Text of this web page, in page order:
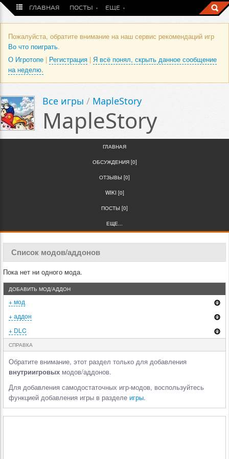
ГЛАВНАЯ ПОСТЫ ЕЩЕ
Пожалуйста, обратите внимание на наш сервис рекомендаций игр
Во что поиграть.
О Игротопе | Регистрация | Я всё понял, скрыть данное сообщение
на неделю.
Все игры / MapleStory
MapleStory
ГЛАВНАЯ
ОБСУЖДЕНИЯ [0]
ОТЗЫВЫ [0]
WIKI [0]
ПОСТЫ [0]
ЕЩЕ...
Список модов/аддонов
Пока нет ни одного мода.
ДОБАВИТЬ МОД/АДДОН
+ мод
+ аддон
+ DLC
СПРАВКА
Обратите внимание, этот раздел только для добавления
внутриигровых модов/аддонов.
Для добавления самодостаточных игр-модов, воспользуйтесь
функцией добавления игры в разделе игры.